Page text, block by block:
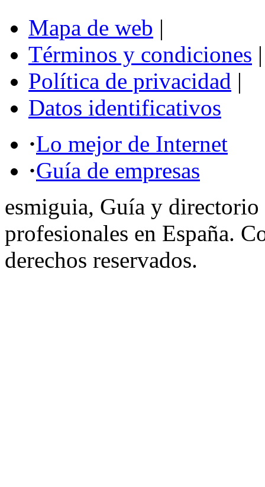
Mapa de web |
Términos y condiciones |
Política de privacidad |
Datos identificativos
·Lo mejor de Internet
·Guía de empresas
esmiguia, Guía y directorio
profesionales en España.
derechos reservados.